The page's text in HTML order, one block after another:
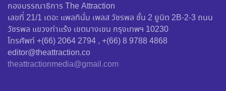
กองบรรณาธิการ The Attraction
เลขที่ 21/1 เดอะ แพลทินั่ม เพลส วัชรพล ชั้น 2 ยูนิต 2B-2-3 ถนน
วัชรพล แขวงท่าแร้ง เขตบางเขน กรุงเทพฯ 10230
โทรศัพท์ +(66) 2064 2794 , +(66) 8 9788 4868
editor@theattraction.co
theattractionmedia@gmail.com